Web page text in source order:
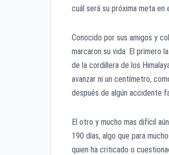
cuál será su próxima meta en
Conocido por sus amigos y
marcaron su vida. El primero
de la cordillera de los
avanzar ni un centímetro,
después de algún accidente
El otro y mucho mas difícil
190 días, algo que para
quien ha criticado o